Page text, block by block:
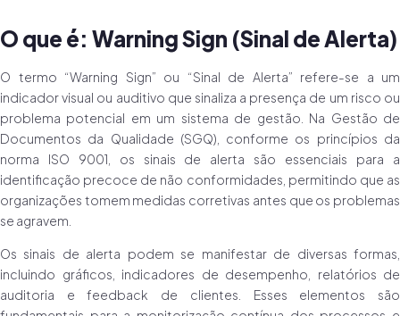
O que é: Warning Sign (Sinal de Alerta)
O termo “Warning Sign” ou “Sinal de Alerta” refere-se a um
indicador visual ou auditivo que sinaliza a presença de um risco ou
problema potencial em um sistema de gestão. Na Gestão de
Documentos da Qualidade (SGQ), conforme os princípios da
norma ISO 9001, os sinais de alerta são essenciais para a
identificação precoce de não conformidades, permitindo que as
organizações tomem medidas corretivas antes que os problemas
se agravem.
Os sinais de alerta podem se manifestar de diversas formas,
incluindo gráficos, indicadores de desempenho, relatórios de
auditoria e feedback de clientes. Esses elementos são